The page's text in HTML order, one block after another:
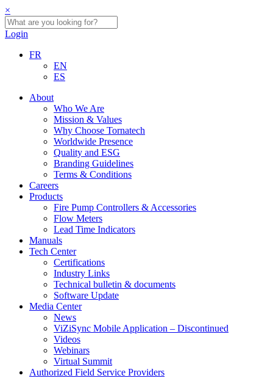
×
Login
FR
EN
ES
About
Who We Are
Mission & Values
Why Choose Tornatech
Worldwide Presence
Quality and ESG
Branding Guidelines
Terms & Conditions
Careers
Products
Fire Pump Controllers & Accessories
Flow Meters
Lead Time Indicators
Manuals
Tech Center
Certifications
Industry Links
Technical bulletin & documents
Software Update
Media Center
News
ViZiSync Mobile Application – Discontinued
Videos
Webinars
Virtual Summit
Authorized Field Service Providers